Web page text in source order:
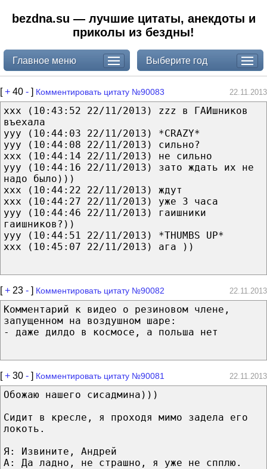
bezdna.su — лучшие цитаты, анекдоты и
приколы из бездны!
Главное меню Выберите год
[+ 40 - ] Комментировать цитату №90083 22.11.2013
xxx (10:43:52 22/11/2013) zzz в ГАИшников
въехала
yyy (10:44:03 22/11/2013) *CRAZY*
yyy (10:44:08 22/11/2013) сильно?
xxx (10:44:14 22/11/2013) не сильно
yyy (10:44:16 22/11/2013) зато ждать их не
надо было)))
xxx (10:44:22 22/11/2013) ждут
xxx (10:44:27 22/11/2013) уже 3 часа
yyy (10:44:46 22/11/2013) гаишники
гаишников?))
yyy (10:44:51 22/11/2013) *THUMBS UP*
xxx (10:45:07 22/11/2013) ага ))
[+ 23 - ] Комментировать цитату №90082 22.11.2013
Комментарий к видео о резиновом члене,
запущенном на воздушном шаре:
- даже дилдо в космосе, а польша нет
[+ 30 - ] Комментировать цитату №90081 22.11.2013
Обожаю нашего сисадмина)))
Сидит в кресле, я проходя мимо задела его
локоть.
Я: Извините, Андрей
А: Да ладно, не страшно, я уже не спплю.